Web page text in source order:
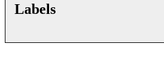
Labels